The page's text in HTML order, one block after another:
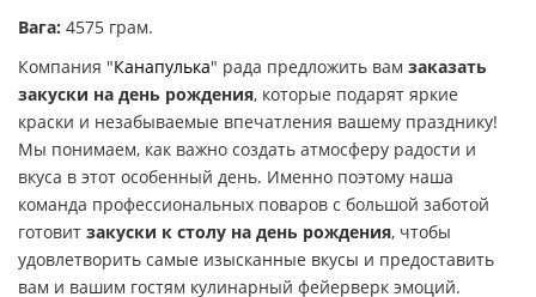
Вага: 4575 грам.
Компания "Канапулька" рада предложить вам заказать
закуски на день рождения, которые подарят яркие
краски и незабываемые впечатления вашему празднику!
Мы понимаем, как важно создать атмосферу радости и
вкуса в этот особенный день. Именно поэтому наша
команда профессиональных поваров с большой заботой
готовит закуски к столу на день рождения, чтобы
удовлетворить самые изысканные вкусы и предоставить
вам и вашим гостям кулинарный фейерверк эмоций.